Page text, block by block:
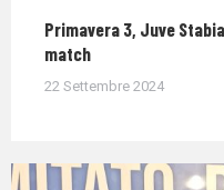
Primavera 3, Juve
match
22 Settembre 2024